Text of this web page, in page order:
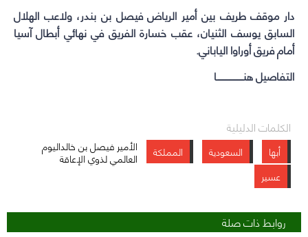
دار موقف طريف بين أمير الرياض فيصل بن بندر، ولاعب الهلال
السابق يوسف الثنيان، عقب خسارة الفريق في نهائي أبطال آسيا
أمام فريق أوراوا الياباني.
التفاصيل هنـــــــــــــــــــا
الكلمات الدليلية
أبها الأمير فيصل بن خالد السعودية المملكة اليوم
العالمي لذوي الإعاقة
عسير
روابط ذات صلة